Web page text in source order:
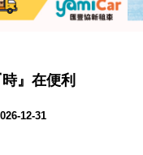
』在便利
12-31